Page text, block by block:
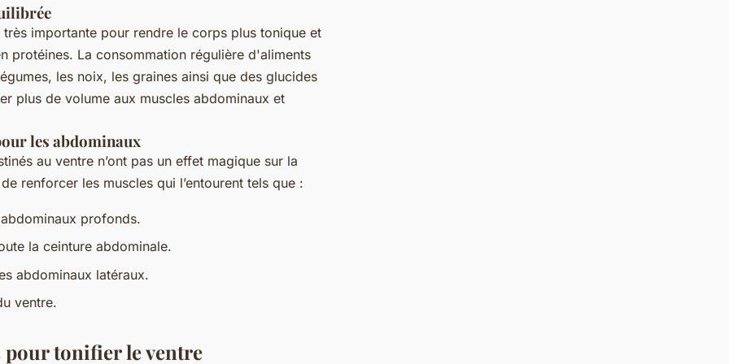
importante pour rendre le corps plus tonique et
protéines. La consommation régulière d'aliments
les noix, les graines ainsi que des glucides
plus de volume aux muscles abdominaux et
les abdominaux
au ventre n’ont pas un effet magique sur la
renforcer les muscles qui l’entourent tels que :
profonds.
la ceinture abdominale.
abdominaux latéraux.
ventre.
pour tonifier le ventre